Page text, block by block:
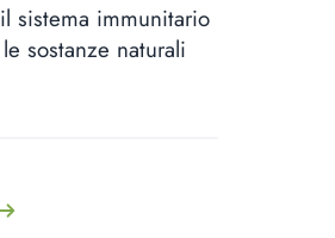
sistema immunitario
sostanze naturali